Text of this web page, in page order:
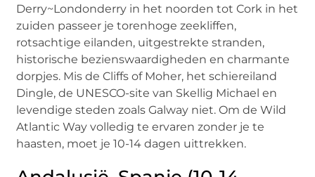
Derry~Londonderry in het noorden tot Cork in het
zuiden passeer je torenhoge zeekliffen,
rotsachtige eilanden, uitgestrekte stranden,
historische bezienswaardigheden en charmante
dorpjes. Mis de Cliffs of Moher, het schiereiland
Dingle, de UNESCO-site van Skellig Michael en
levendige steden zoals Galway niet. Om de Wild
Atlantic Way volledig te ervaren zonder je te
haasten, moet je 10-14 dagen uittrekken.